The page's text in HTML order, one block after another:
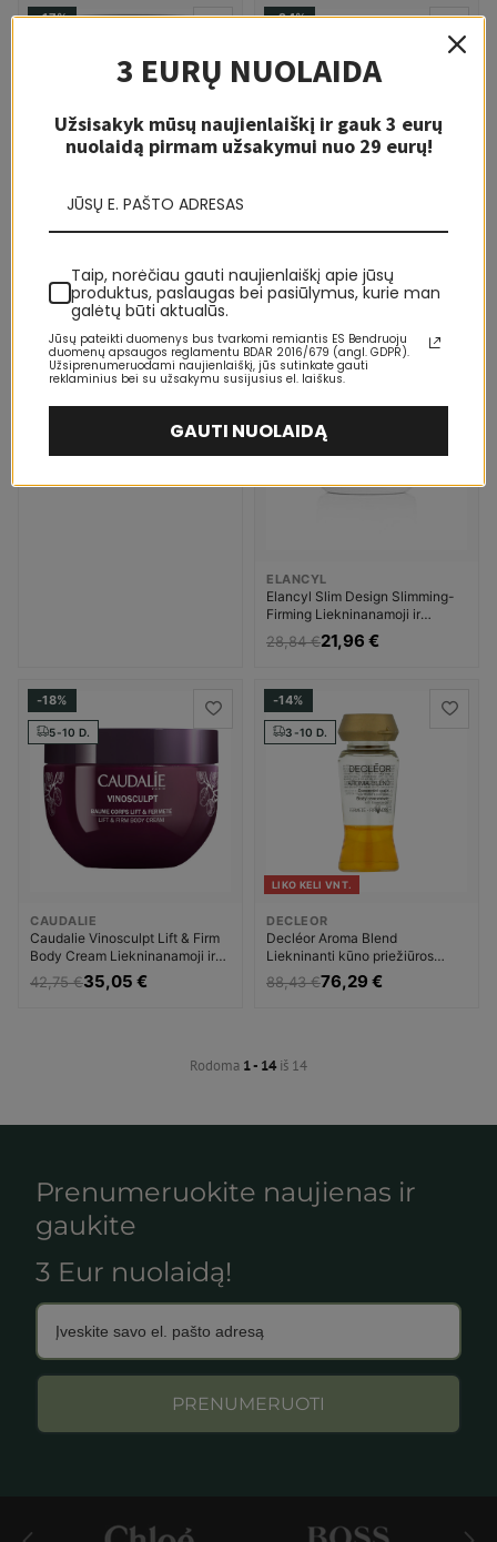
-17%
LIKO KELI VNT.
Body Zone Cream Q10 Kūno
odos drėkinimo priemonė
Moterims
17,58 €14,55 €
-24%
ELANCYL
Elancyl Slim Design Slimming-
Firming Liekninanamoji ir
stangrinamoji priemonė
Liekninanti kūno priežiūros
28,84 €21,96 €
-18%
5-10 D.
CAUDALIE
Caudalie Vinosculpt Lift & Firm
Body Cream Liekninanamoji ir
stangrinamoji priemonė
Liekninanti kūno priežiūros
42,75 €35,05 €
-14%
3-10 D.
LIKO KELI VNT.
DECLEOR
Decléor Aroma Blend
Liekninanti kūno priežiūros
priemonė
88,43 €76,29 €
Rodoma 1 - 14 iš 14
Prenumeruokite naujienas ir
gaukite
3 Eur nuolaidą!
PRENUMERUOTI
3 EURŲ NUOLAIDA
Užsisakyk mūsų naujienlaiškį ir gauk 3 eurų
nuolaidą pirmam užsakymui nuo 29 eurų!
Taip, norėčiau gauti naujienlaiškį apie jūsų
produktus, paslaugas bei pasiūlymus, kurie man
galėtų būti aktualūs.
Jūsų pateikti duomenys bus tvarkomi remiantis ES Bendruoju
duomenų apsaugos reglamentu BDAR 2016/679 (angl. GDPR).
Užsiprenumeruodami naujienlaiškį, jūs sutinkate gauti
reklaminius bei su užsakymu susijusius el. laiškus.
GAUTI NUOLAIDĄ